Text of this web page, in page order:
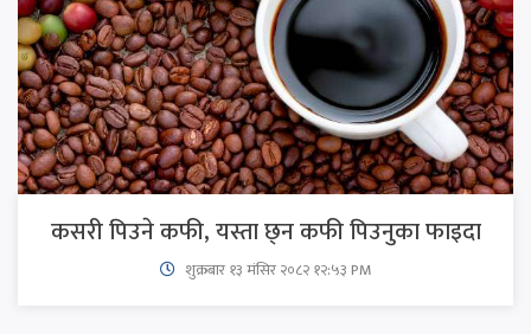
कसरी पिउने कफी, यस्ता छ्न कफी पिउनुका फाइदा
शुक्रबार​ १३ मंसिर २०८२ १२:५३ PM